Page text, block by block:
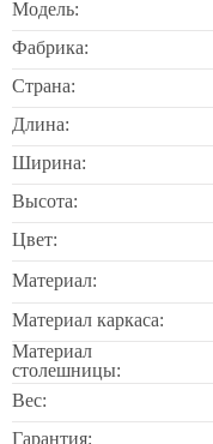
Модель:
Фабрика:
Страна:
Длина:
Ширина:
Высота:
Цвет:
Материал:
Материал каркаса:
Материал
столешницы:
Вес:
Гарантия: